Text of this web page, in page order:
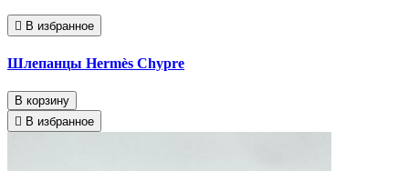
В избранное
Шлепанцы Hermès Chypre
В корзину
В избранное